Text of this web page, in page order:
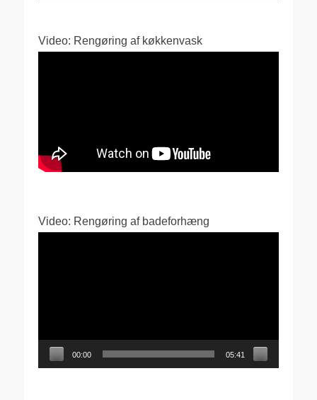
Video: Rengøring af køkkenvask
Video: Rengøring af badeforhæng
00:00 05:41